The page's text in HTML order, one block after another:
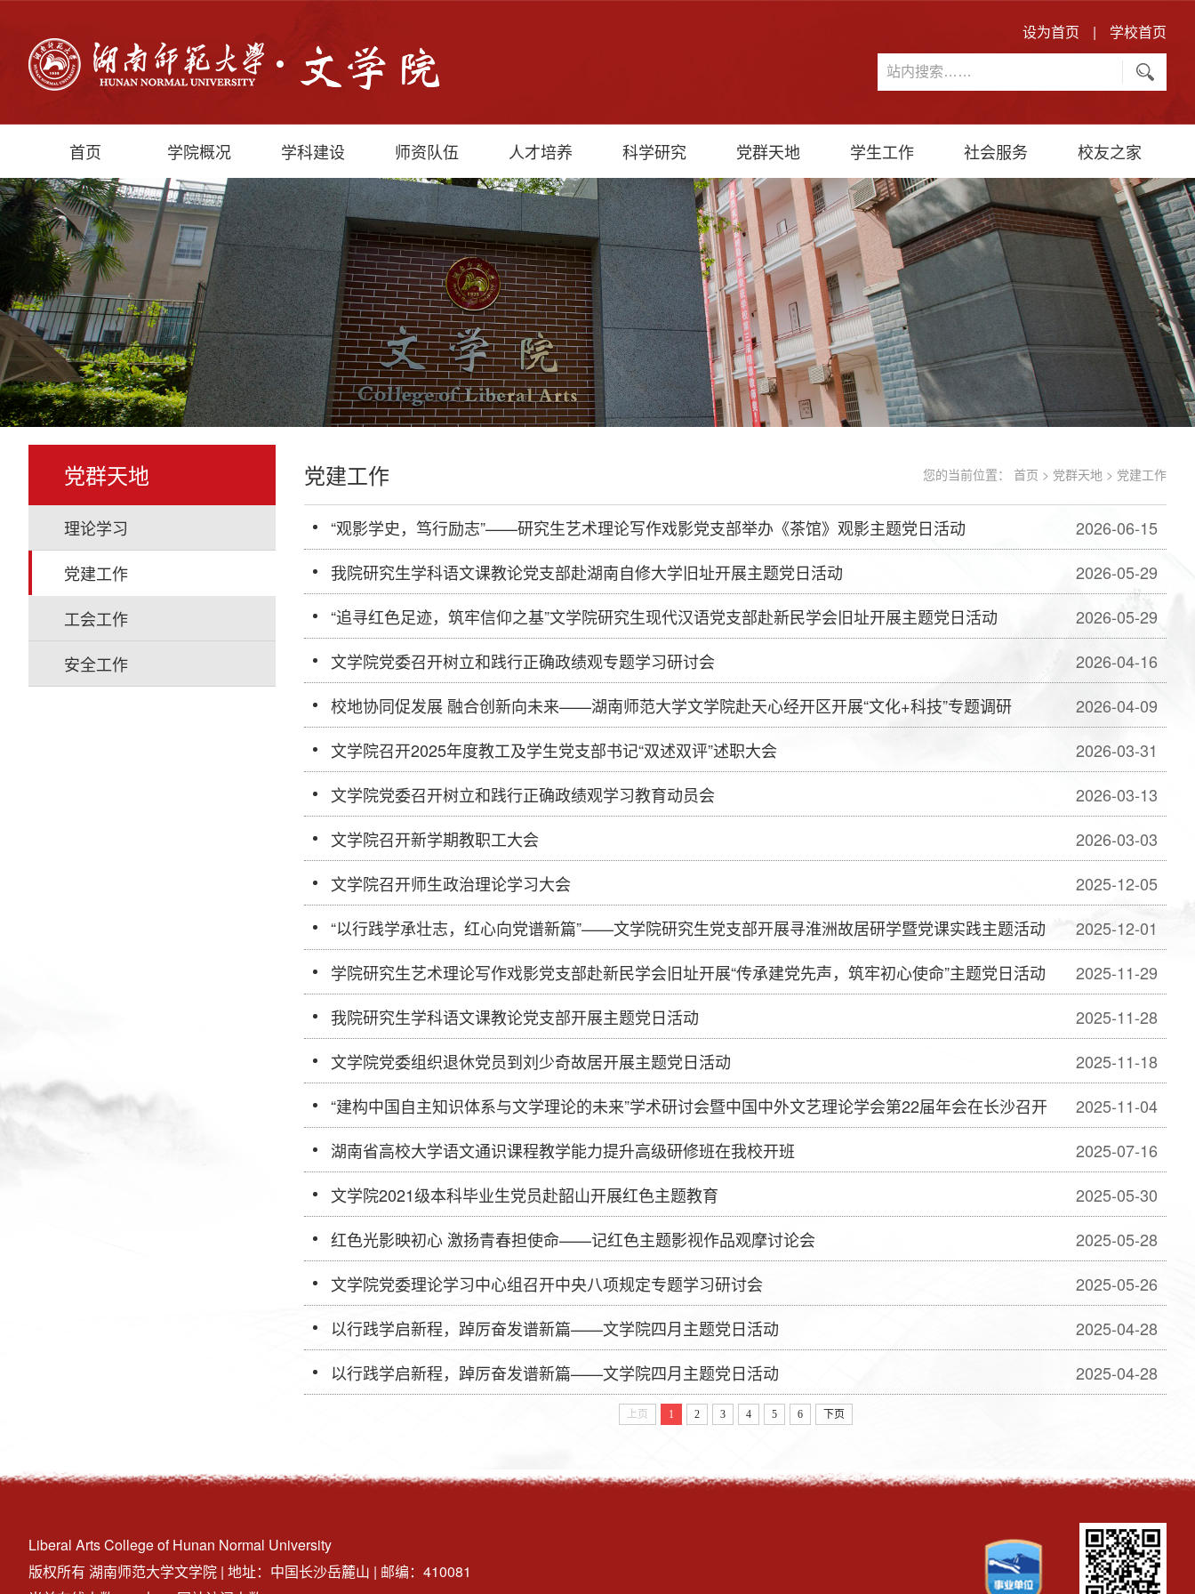
设为首页 | 学校首页
首页 学院概况 学科建设 师资队伍 人才培养 科学研究 党群天地 学生工作 社会服务 校友之家
党群天地
理论学习
党建工作
工会工作
安全工作
党建工作 您的当前位置： 首页 > 党群天地 > 党建工作
2026-06-15
“观影学史，笃行励志”——研究生艺术理论写作戏影党支部举办《茶馆》观影主题党日活动
2026-05-29
我院研究生学科语文课教论党支部赴湖南自修大学旧址开展主题党日活动
2026-05-29
“追寻红色足迹，筑牢信仰之基”文学院研究生现代汉语党支部赴新民学会旧址开展主题党日活动
2026-04-16
文学院党委召开树立和践行正确政绩观专题学习研讨会
2026-04-09
校地协同促发展 融合创新向未来——湖南师范大学文学院赴天心经开区开展“文化+科技”专题调研
2026-03-31
文学院召开2025年度教工及学生党支部书记“双述双评”述职大会
2026-03-13
文学院党委召开树立和践行正确政绩观学习教育动员会
2026-03-03
文学院召开新学期教职工大会
2025-12-05
文学院召开师生政治理论学习大会
2025-12-01
“以行践学承壮志，红心向党谱新篇”——文学院研究生党支部开展寻淮洲故居研学暨党课实践主题活动
2025-11-29
学院研究生艺术理论写作戏影党支部赴新民学会旧址开展“传承建党先声，筑牢初心使命”主题党日活动
2025-11-28
我院研究生学科语文课教论党支部开展主题党日活动
2025-11-18
文学院党委组织退休党员到刘少奇故居开展主题党日活动
2025-11-04
“建构中国自主知识体系与文学理论的未来”学术研讨会暨中国中外文艺理论学会第22届年会在长沙召开
2025-07-16
湖南省高校大学语文通识课程教学能力提升高级研修班在我校开班
2025-05-30
文学院2021级本科毕业生党员赴韶山开展红色主题教育
2025-05-28
红色光影映初心 激扬青春担使命——记红色主题影视作品观摩讨论会
2025-05-26
文学院党委理论学习中心组召开中央八项规定专题学习研讨会
2025-04-28
以行践学启新程，踔厉奋发谱新篇——文学院四月主题党日活动
2025-04-28
以行践学启新程，踔厉奋发谱新篇——文学院四月主题党日活动
上页 1 2 3 4 5 6 下页
Liberal Arts College of Hunan Normal University
版权所有 湖南师范大学文学院 | 地址：中国长沙岳麓山 | 邮编：410081